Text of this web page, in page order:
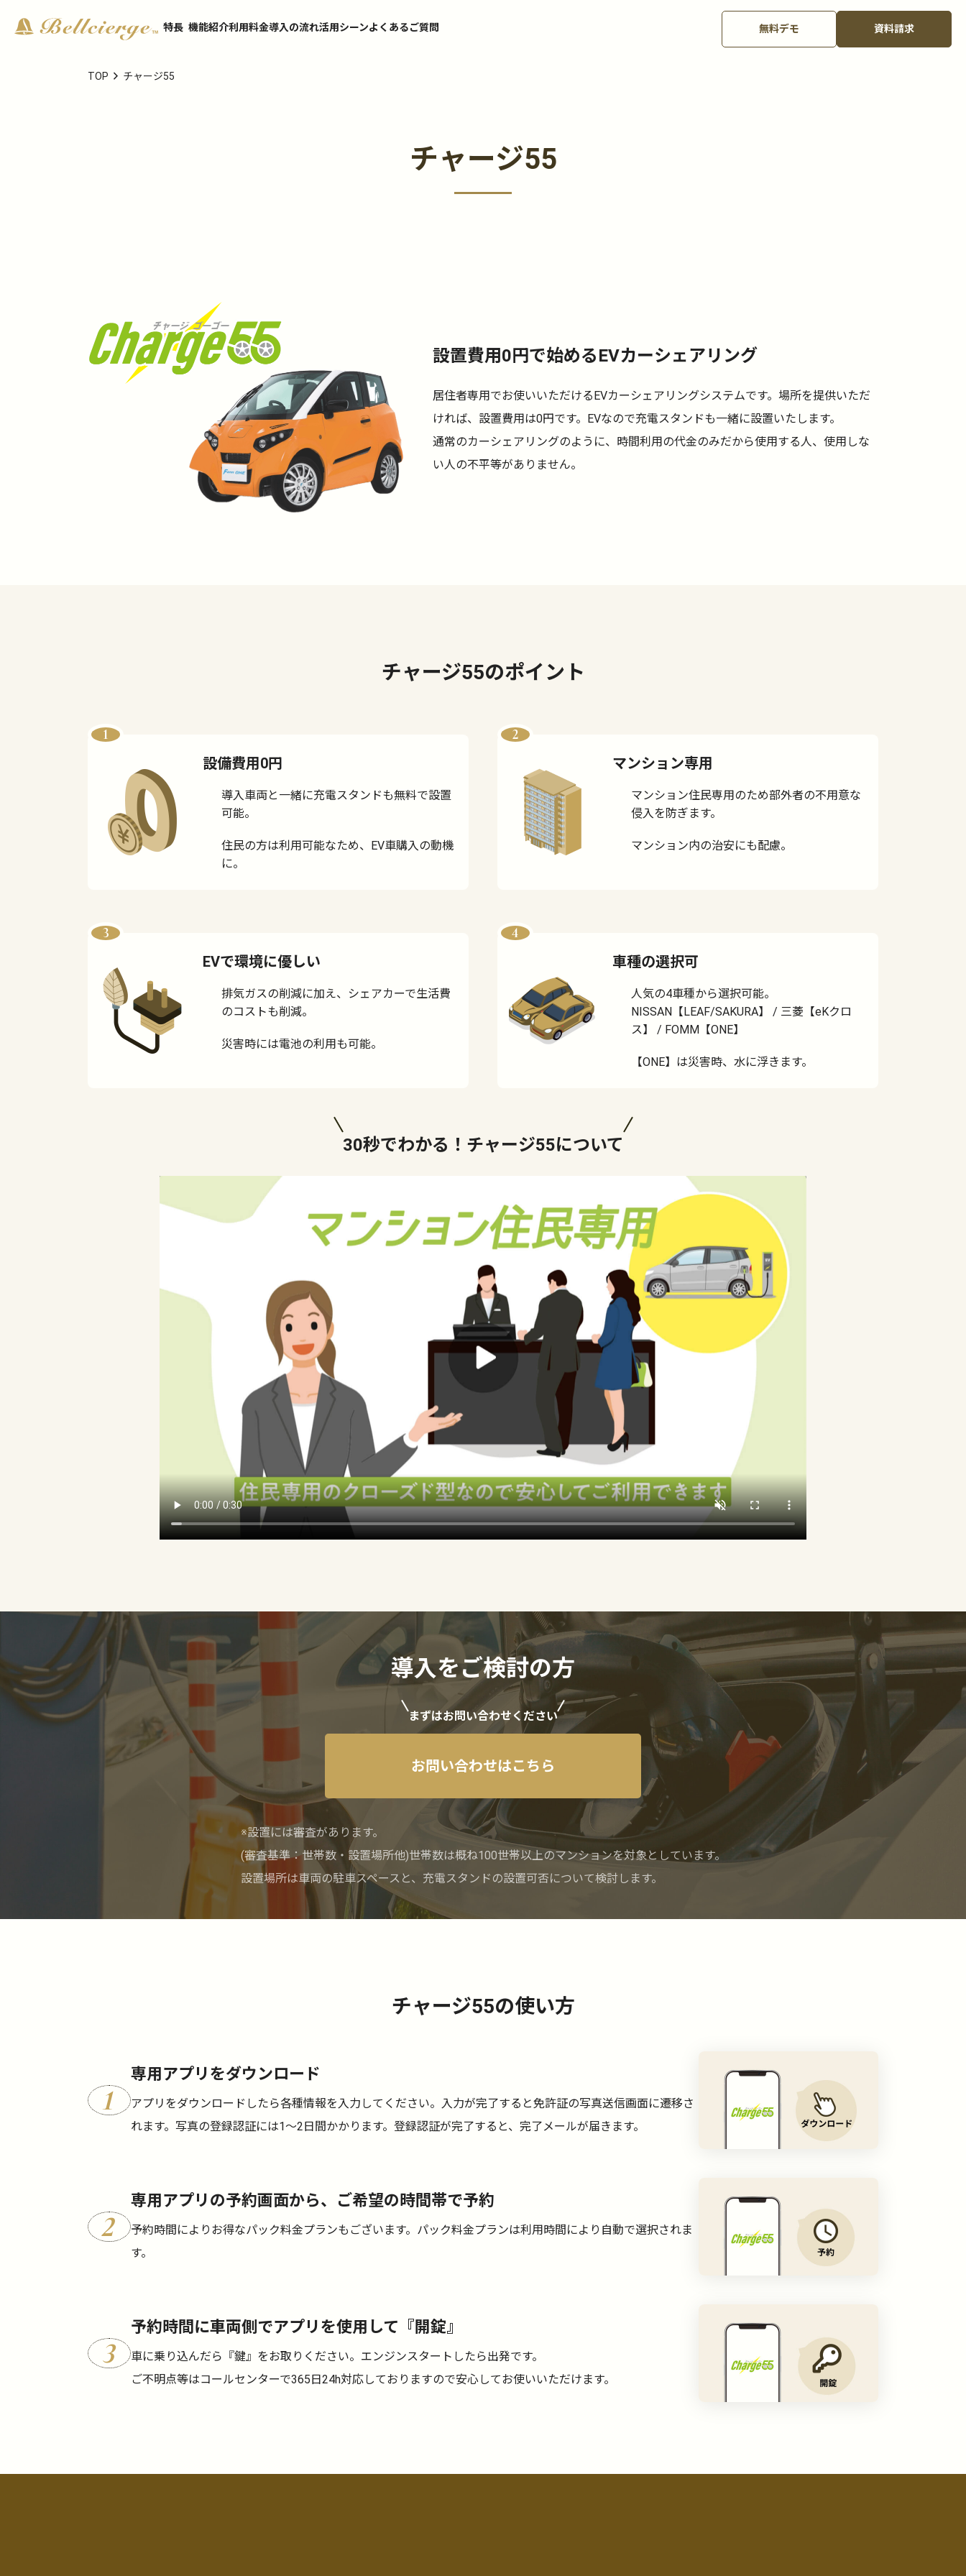
特長 機能紹介利用料金導入の流れ活用シーンよくあるご質問 無料デモ 資料請求
TOP chevron_right チャージ55
チャージ55
設置費用0円で始めるEVカーシェアリング
居住者専用でお使いいただけるEVカーシェアリングシステムです。場所を提供いただ
ければ、設置費用は0円です。EVなので充電スタンドも一緒に設置いたします。
通常のカーシェアリングのように、時間利用の代金のみだから使用する人、使用しな
い人の不平等がありません。
チャージ55のポイント
1
設備費用0円
導入車両と一緒に充電スタンドも無料で設置
可能。
住民の方は利用可能なため、EV車購入の動機
に。
2
マンション専用
マンション住民専用のため部外者の不用意な
侵入を防ぎます。
マンション内の治安にも配慮。
3
EVで環境に優しい
排気ガスの削減に加え、シェアカーで生活費
のコストも削減。
災害時には電池の利用も可能。
4
車種の選択可
人気の4車種から選択可能。
NISSAN【LEAF/SAKURA】 / 三菱【eKクロ
ス】 / FOMM【ONE】
【ONE】は災害時、水に浮きます。
30秒でわかる！ チャージ55について
導入をご検討の方
まずはお問い合わせください
お問い合わせはこちら
※設置には審査があります。
(審査基準：世帯数・設置場所他)世帯数は概ね100世帯以上のマンションを対象としています。
設置場所は車両の駐車スペースと、充電スタンドの設置可否について検討します。
チャージ55の使い方
1
専用アプリをダウンロード
アプリをダウンロードしたら各種情報を入力してください。入力が完了すると免許証の写真送信画面に遷移さ
れます。写真の登録認証には1～2日間かかります。登録認証が完了すると、完了メールが届きます。
2
専用アプリの予約画面から、ご希望の時間帯で予約
予約時間によりお得なパック料金プランもございます。パック料金プランは利用時間により自動で選択されま
す。
3
予約時間に車両側でアプリを使用して『開錠』
車に乗り込んだら『鍵』をお取りください。エンジンスタートしたら出発です。
ご不明点等はコールセンターで365日24h対応しておりますので安心してお使いいただけます。